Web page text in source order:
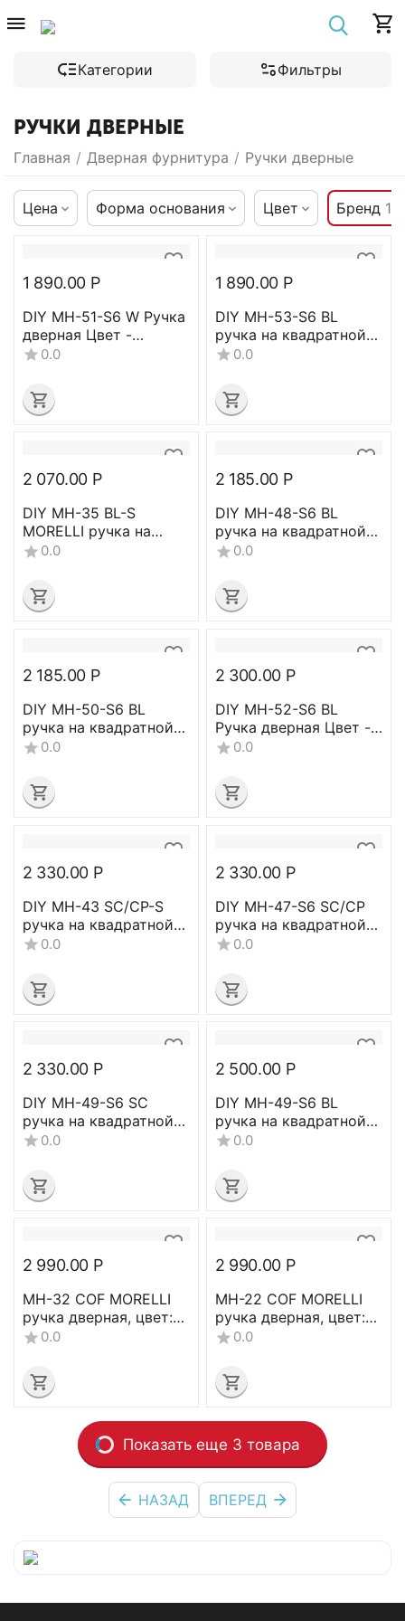
Категории Фильтры
РУЧКИ ДВЕРНЫЕ
Главная / Дверная фурнитура / Ручки дверные
Цена Форма основания Цвет Бренд 1
1 890.00 Р
DIY MH-51-S6 W Ручка
дверная Цвет -
(белый)
0.0
1 890.00 Р
DIY MH-53-S6 BL
ручка на квадратной
накладке Цвет -
0.0
2 070.00 Р
DIY MH-35 BL-S
MORELLI ручка на
квадратной накладке,
0.0
2 185.00 Р
DIY MH-48-S6 BL
ручка на квадратной
накладке Цвет -
0.0
2 185.00 Р
DIY MH-50-S6 BL
ручка на квадратной
накладке Цвет -
0.0
2 300.00 Р
DIY MH-52-S6 BL
Ручка дверная Цвет -
(черный)
0.0
2 330.00 Р
DIY MH-43 SC/CP-S
ручка на квадратной
накладке SC/CP-S
полированный хром)
0.0
2 330.00 Р
DIY MH-47-S6 SC/CP
ручка на квадратной
накладке Цвет -
полированный хром
0.0
2 330.00 Р
DIY MH-49-S6 SC
ручка на квадратной
накладке Цвет -
0.0
2 500.00 Р
DIY MH-49-S6 BL
ручка на квадратной
накладке Цвет -
0.0
2 990.00 Р
MH-32 COF MORELLI
ручка дверная, цвет:
(кофе)
0.0
2 990.00 Р
MH-22 COF MORELLI
ручка дверная, цвет:
(кофе)
0.0
Показать еще 3 товара
НАЗАД ВПЕРЕД